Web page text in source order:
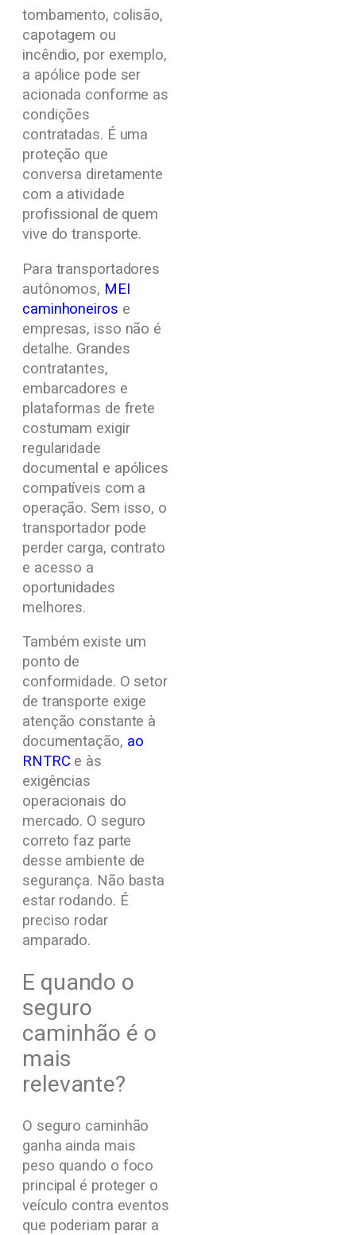
tombamento, colisão,
capotagem ou
incêndio, por exemplo,
a apólice pode ser
acionada conforme as
condições
contratadas. É uma
proteção que
conversa diretamente
com a atividade
profissional de quem
vive do transporte.
Para transportadores
autônomos, MEI
caminhoneiros e
empresas, isso não é
detalhe. Grandes
contratantes,
embarcadores e
plataformas de frete
costumam exigir
regularidade
documental e apólices
compatíveis com a
operação. Sem isso, o
transportador pode
perder carga, contrato
e acesso a
oportunidades
melhores.
Também existe um
ponto de
conformidade. O setor
de transporte exige
atenção constante à
documentação, ao
RNTRC e às
exigências
operacionais do
mercado. O seguro
correto faz parte
desse ambiente de
segurança. Não basta
estar rodando. É
preciso rodar
amparado.
E quando o
seguro
caminhão é o
mais
relevante?
O seguro caminhão
ganha ainda mais
peso quando o foco
principal é proteger o
veículo contra eventos
que poderiam parar a